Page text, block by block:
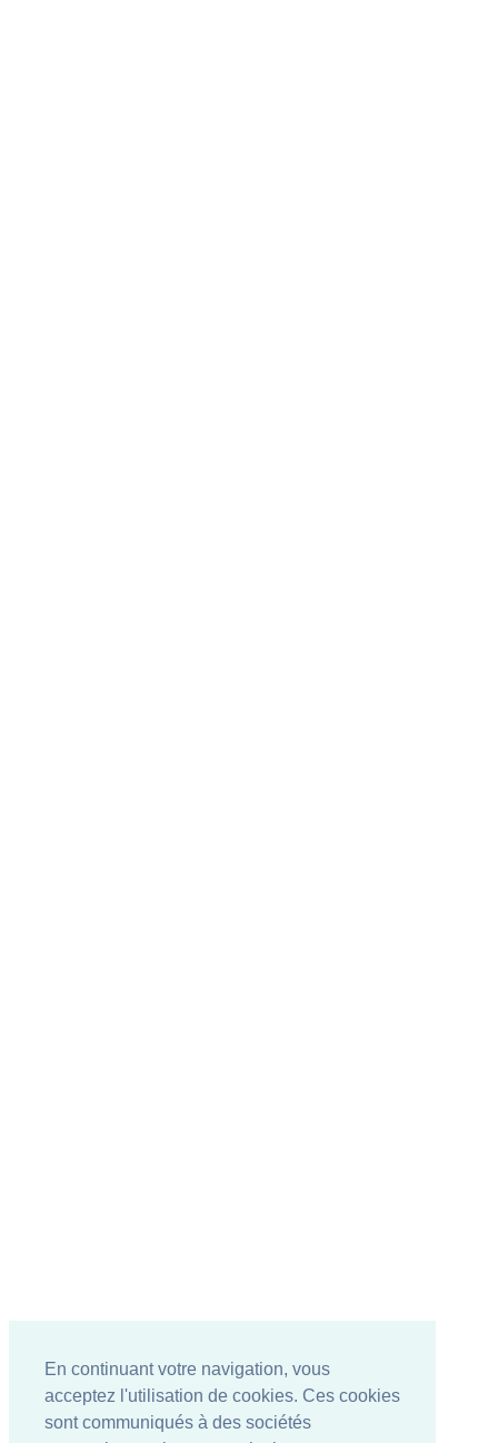
En continuant votre navigation, vous
acceptez l'utilisation de cookies. Ces cookies
sont communiqués à des sociétés